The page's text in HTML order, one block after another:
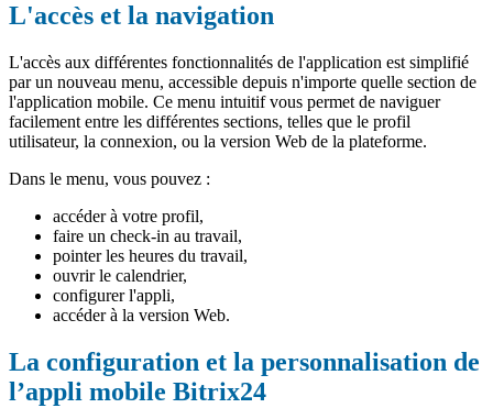
L'accès et la navigation
L'accès aux différentes fonctionnalités de l'application est simplifié
par un nouveau menu, accessible depuis n'importe quelle section de
l'application mobile. Ce menu intuitif vous permet de naviguer
facilement entre les différentes sections, telles que le profil
utilisateur, la connexion, ou la version Web de la plateforme.
Dans le menu, vous pouvez :
accéder à votre profil,
faire un check-in au travail,
pointer les heures du travail,
ouvrir le calendrier,
configurer l'appli,
accéder à la version Web.
La configuration et la personnalisation de
l’appli mobile Bitrix24